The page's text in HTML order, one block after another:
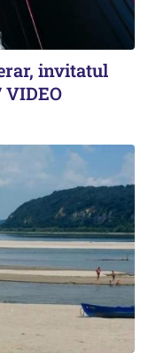
invitatul
VIDEO